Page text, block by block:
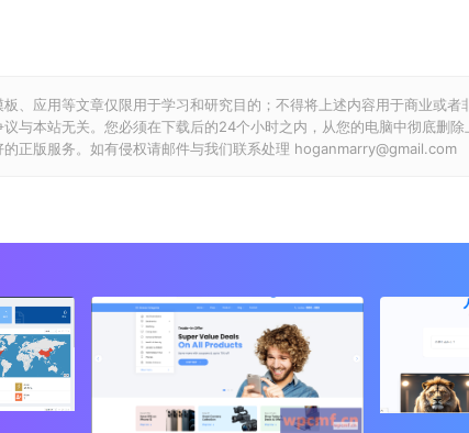
、应用等文章仅限用于学习和研究目的；不得将上述内容用于商业或者
与本站无关。您必须在下载后的24个小时之内，从您的电脑中彻底删除
正版服务。如有侵权请邮件与我们联系处理 hoganmarry@gmail.com